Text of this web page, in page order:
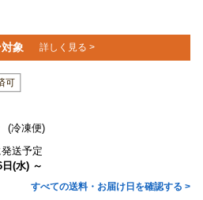
象 詳しく見る >
(冷凍便)
送予定
(水) ～
すべての送料・お届け日を確認する >